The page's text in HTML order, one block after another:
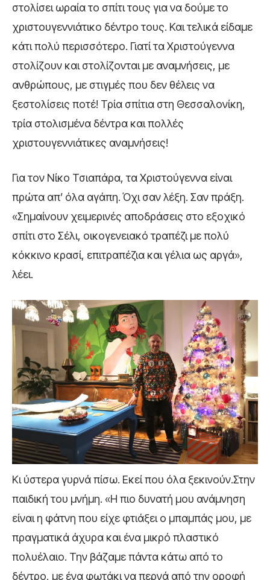
στολίσει ωραία το σπίτι τους για να δούμε το
χριστουγεννιάτικο δέντρο τους. Και τελικά είδαμε
κάτι πολύ περισσότερο. Γιατί τα Χριστούγεννα
στολίζουν και στολίζονται με αναμνήσεις, με
ανθρώπους, με στιγμές που δεν θέλεις να
ξεστολίσεις ποτέ! Τρία σπίτια στη Θεσσαλονίκη,
τρία στολισμένα δέντρα και πολλές
χριστουγεννιάτικες αναμνήσεις!
Για τον Νίκο Τσιαπάρα, τα Χριστούγεννα είναι
πρώτα απ’ όλα αγάπη. Όχι σαν λέξη. Σαν πράξη.
«Σημαίνουν χειμερινές αποδράσεις στο εξοχικό
σπίτι στο Σέλι, οικογενειακό τραπέζι με πολύ
κόκκινο κρασί, επιτραπέζια και γέλια ως αργά»,
λέει.
Κι ύστερα γυρνά πίσω. Εκεί που όλα ξεκινούν.Στην
παιδική του μνήμη. «Η πιο δυνατή μου ανάμνηση
είναι η φάτνη που είχε φτιάξει ο μπαμπάς μου, με
πραγματικά άχυρα και ένα μικρό πλαστικό
πολυέλαιο. Την βάζαμε πάντα κάτω από το
δέντρο, με ένα φωτάκι να περνά από την οροφή